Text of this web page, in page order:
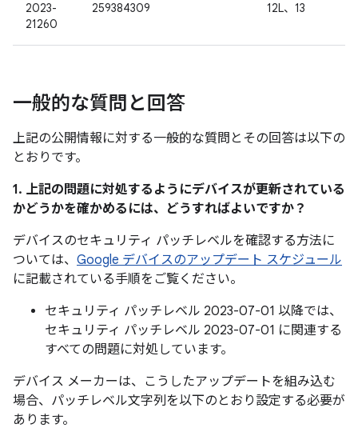
2023-
21260
259384309
12L、13
一般的な質問と回答
上記の公開情報に対する一般的な質問とその回答は以下の
とおりです。
1. 上記の問題に対処するようにデバイスが更新されている
かどうかを確かめるには、どうすればよいですか？
デバイスのセキュリティ パッチレベルを確認する方法に
ついては、 Google デバイスのアップデート スケジュール
に記載されている手順をご覧ください。
セキュリティ パッチレベル 2023-07-01 以降では、
セキュリティ パッチレベル 2023-07-01 に関連する
すべての問題に対処しています。
デバイス メーカーは、こうしたアップデートを組み込む
場合、パッチレベル文字列を以下のとおり設定する必要が
あります。